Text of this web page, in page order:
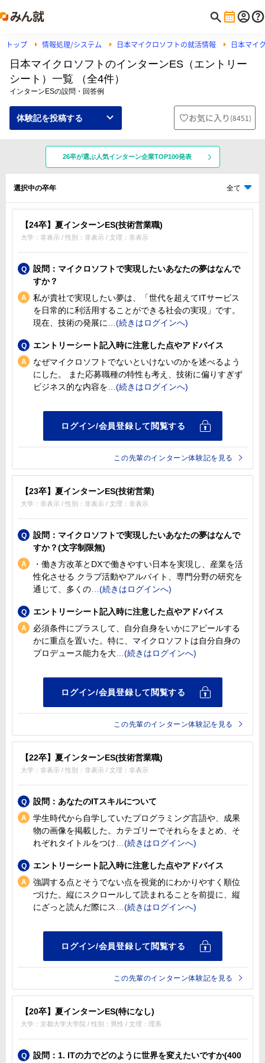
トップ 情報処理/システム 日本マイクロソフトの就活情報 日本マイ
日本マイクロソフトのインターンES（エントリー
シート）一覧 （全4件）
インターンESの設問・回答例
体験記を投稿する お気に入り (8451)
26卒が選ぶ人気インターン企業TOP100発表
選択中の卒年 全て
【24卒】夏インターンES(技術営業職)
大学：非表示 / 性別：非表示 / 文理：非表示
設問：マイクロソフトで実現したいあなたの夢はなんで
すか？
私が貴社で実現したい夢は、「世代を超えてITサービス
を日常的に利活用することができる社会の実現」です。
現在、技術の発展に
エントリーシート記入時に注意した点やアドバイス
なぜマイクロソフトでないといけないのかを述べるよう
にした。 また応募職種の特性も考え、技術に偏りすぎず
ビジネス的な内容を
この先輩のインターン体験記を見る
【23卒】夏インターンES(技術営業)
大学：非表示 / 性別：非表示 / 文理：非表示
設問：マイクロソフトで実現したいあなたの夢はなんで
すか？(文字制限無)
・働き方改革とDXで働きやすい日本を実現し、産業を活
性化させる クラブ活動やアルバイト、専門分野の研究を
通じて、多くの
エントリーシート記入時に注意した点やアドバイス
必須条件にプラスして、自分自身をいかにアピールする
かに重点を置いた。特に、マイクロソフトは自分自身の
プロデュース能力を大
この先輩のインターン体験記を見る
【22卒】夏インターンES(技術営業職)
大学：非表示 / 性別：非表示 / 文理：非表示
設問：あなたのITスキルについて
学生時代から自学していたプログラミング言語や、成果
物の画像を掲載した。カテゴリーでそれらをまとめ、そ
れぞれタイトルをつけ
エントリーシート記入時に注意した点やアドバイス
強調する点とそうでない点を視覚的にわかりやすく順位
づけた。縦にスクロールして読まれることを前提に、縦
にざっと読んだ際にス
この先輩のインターン体験記を見る
【20卒】夏インターンES(特になし)
大学：京都大学大学院 / 性別：男性 / 文理：理系
設問：1. ITの力でどのように世界を変えたいですか(400